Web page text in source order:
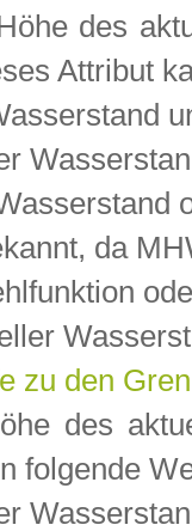
des
Attribut
da
zu den
des
folgende